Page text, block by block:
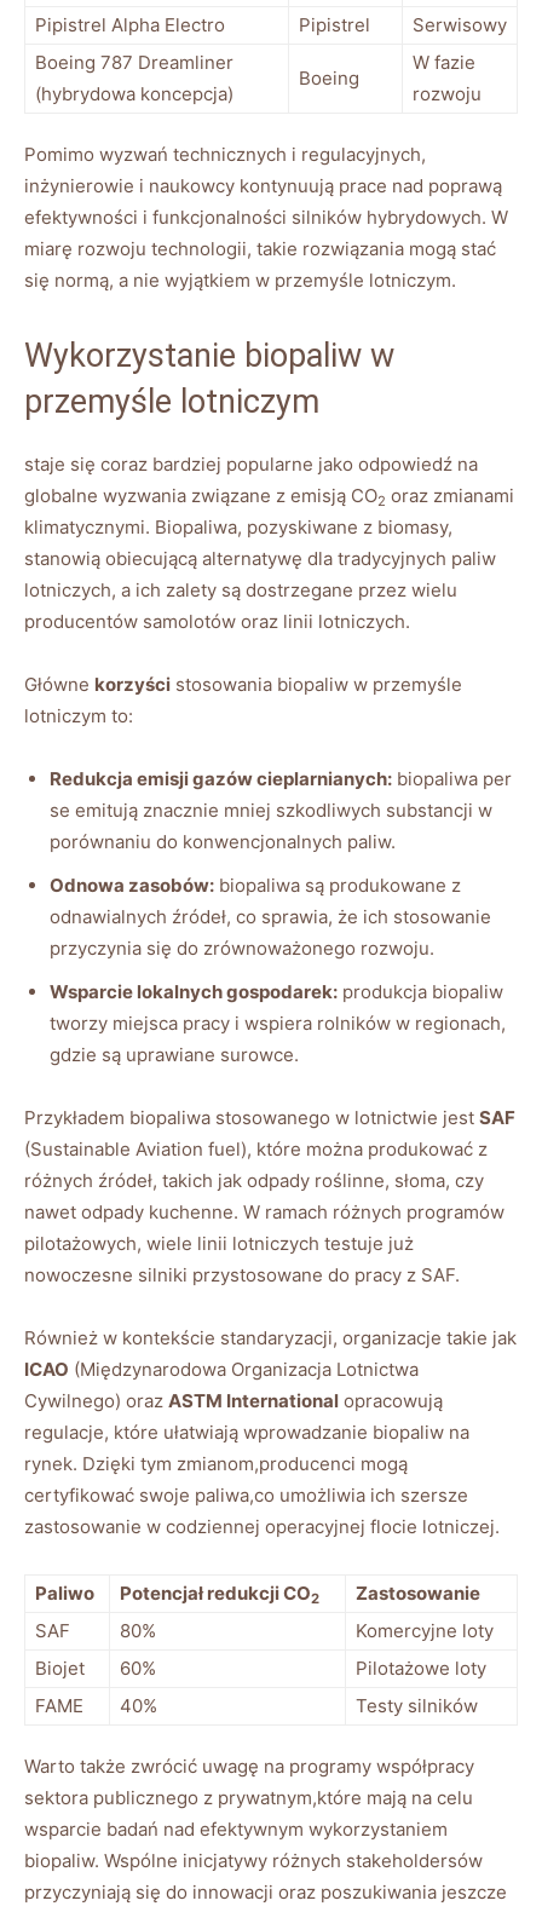
Pipistrel Alpha Electro
Pipistrel
Serwisowy
Boeing 787 Dreamliner
(hybrydowa koncepcja)
Boeing
W fazie
rozwoju
Pomimo wyzwań technicznych i regulacyjnych,
inżynierowie i naukowcy kontynuują prace nad poprawą
efektywności i funkcjonalności silników hybrydowych. W
miarę rozwoju technologii, takie rozwiązania mogą stać
się normą, a nie wyjątkiem w przemyśle lotniczym.
Wykorzystanie biopaliw w
przemyśle lotniczym
staje się coraz bardziej popularne jako odpowiedź na
globalne wyzwania związane z emisją CO2 oraz zmianami
klimatycznymi. Biopaliwa, pozyskiwane z biomasy,
stanowią obiecującą alternatywę dla tradycyjnych paliw
lotniczych, a ich zalety są dostrzegane przez wielu
producentów samolotów oraz linii lotniczych.
Główne korzyści stosowania biopaliw w przemyśle
lotniczym to:
Redukcja emisji gazów cieplarnianych: biopaliwa per
se emitują znacznie mniej szkodliwych substancji w
porównaniu do konwencjonalnych paliw.
Odnowa zasobów: biopaliwa są produkowane z
odnawialnych źródeł, co sprawia, że ich stosowanie
przyczynia się do zrównoważonego rozwoju.
Wsparcie lokalnych gospodarek: produkcja biopaliw
tworzy miejsca pracy i wspiera rolników w regionach,
gdzie są uprawiane surowce.
Przykładem biopaliwa stosowanego w lotnictwie jest SAF
(Sustainable Aviation fuel), które można produkować z
różnych źródeł, takich jak odpady roślinne, słoma, czy
nawet odpady kuchenne. W ramach różnych programów
pilotażowych, wiele linii lotniczych testuje już
nowoczesne silniki przystosowane do pracy z SAF.
Również w kontekście standaryzacji, organizacje takie jak
ICAO (Międzynarodowa Organizacja Lotnictwa
Cywilnego) oraz ASTM International opracowują
regulacje, które ułatwiają wprowadzanie biopaliw na
rynek. Dzięki tym zmianom,producenci mogą
certyfikować swoje paliwa,co umożliwia ich szersze
zastosowanie w codziennej operacyjnej flocie lotniczej.
Paliwo Potencjał redukcji CO2
Zastosowanie
SAF
80%
Komercyjne loty
Biojet
60%
Pilotażowe loty
FAME
40% Testy silników
Warto także zwrócić uwagę na programy współpracy
sektora publicznego z prywatnym,które mają na celu
wsparcie badań nad efektywnym wykorzystaniem
biopaliw. Wspólne inicjatywy różnych stakeholdersów
przyczyniają się do innowacji oraz poszukiwania jeszcze